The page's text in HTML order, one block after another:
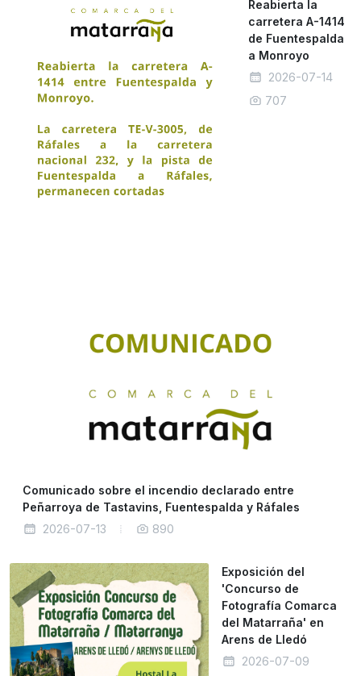
Reabierta la
carretera A-1414
de Fuentespalda
a Monroyo
2026-07-14
707
Comunicado sobre el incendio declarado entre
Peñarroya de Tastavins, Fuentespalda y Ráfales
2026-07-13
890
Exposición del
'Concurso de
Fotografía Comarca
del Matarraña' en
Arens de Lledó
2026-07-09